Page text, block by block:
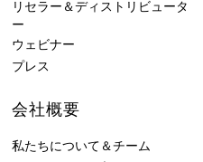
リセラー＆ディストリビュータ
ー
ウェビナー
プレス
会社概要
私たちについて＆チーム